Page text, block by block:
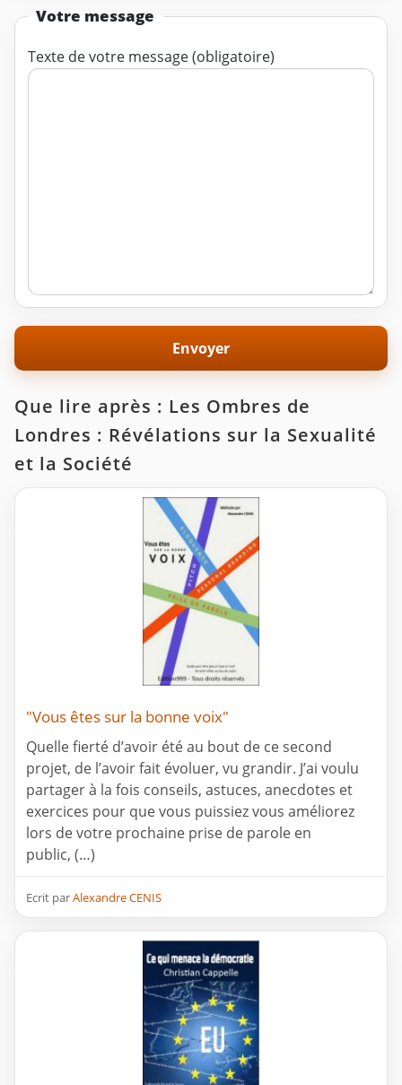
Votre message
Texte de votre message (obligatoire)
Que lire après : Les Ombres de
Londres : Révélations sur la Sexualité
et la Société
"Vous êtes sur la bonne voix"
Quelle fierté d’avoir été au bout de ce second
projet, de l’avoir fait évoluer, vu grandir. J’ai voulu
partager à la fois conseils, astuces, anecdotes et
exercices pour que vous puissiez vous améliorez
lors de votre prochaine prise de parole en
public, (…)
Ecrit parAlexandre CENIS